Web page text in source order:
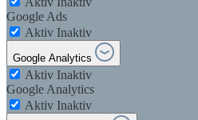
Google Ads
Aktiv Inaktiv
Google Analytics
Aktiv Inaktiv
Google Analytics
Aktiv Inaktiv